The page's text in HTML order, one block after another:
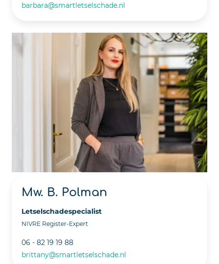
barbara@smartletselschade.nl
Mw. B. Polman
Letselschadespecialist
NIVRE Register-Expert
06 - 82 19 19 88
brittany@smartletselschade.nl